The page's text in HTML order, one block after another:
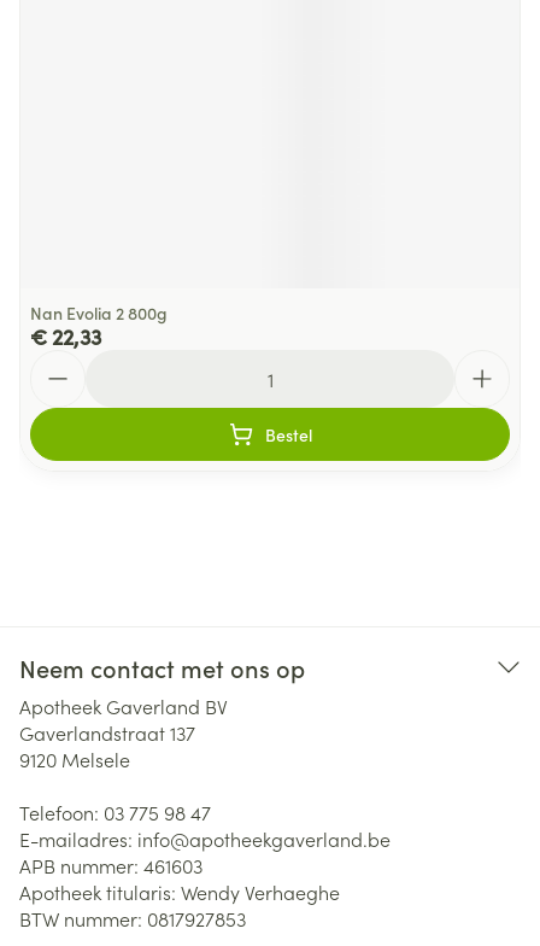
Nan Evolia 2 800g
€ 22,33
Bestel
Neem contact met ons op
Apotheek Gaverland BV
Gaverlandstraat 137
9120 Melsele
Telefoon: 03 775 98 47
E-mailadres: info@apotheekgaverland.be
APB nummer: 461603
Apotheek titularis: Wendy Verhaeghe
BTW nummer: 0817927853